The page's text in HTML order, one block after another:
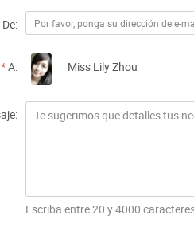
De:
*A: Miss Lily Zhou
Escriba entre 20 y 4000